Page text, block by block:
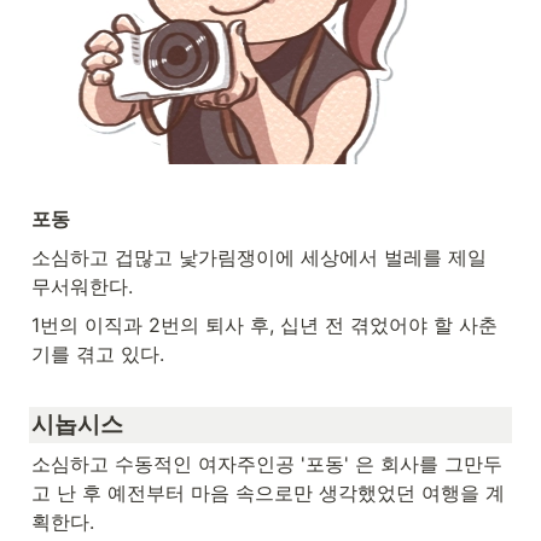
포동
소심하고 겁많고 낯가림쟁이에 세상에서 벌레를 제일
무서워한다.
1번의 이직과 2번의 퇴사 후, 십년 전 겪었어야 할 사춘
기를 겪고 있다.
시놉시스
소심하고 수동적인 여자주인공 '포동' 은 회사를 그만두
고 난 후 예전부터 마음 속으로만 생각했었던 여행을 계
획한다.